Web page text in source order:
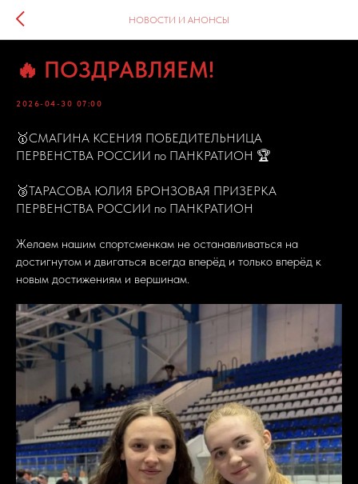
НОВОСТИ И АНОНСЫ
🔥 ПОЗДРАВЛЯЕМ!
2026-04-30 07:00
🥇СМАГИНА КСЕНИЯ ПОБЕДИТЕЛЬНИЦА
ПЕРВЕНСТВА РОССИИ по ПАНКРАТИОН 🏆
🥉ТАРАСОВА ЮЛИЯ БРОНЗОВАЯ ПРИЗЕРКА
ПЕРВЕНСТВА РОССИИ по ПАНКРАТИОН
Желаем нашим спортсменкам не останавливаться на
достигнутом и двигаться всегда вперёд и только вперёд к
новым достижениям и вершинам.